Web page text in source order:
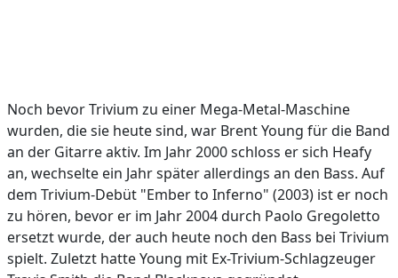
Noch bevor Trivium zu einer Mega-Metal-Maschine
wurden, die sie heute sind, war Brent Young für die Band
an der Gitarre aktiv. Im Jahr 2000 schloss er sich Heafy
an, wechselte ein Jahr später allerdings an den Bass. Auf
dem Trivium-Debüt "Ember to Inferno" (2003) ist er noch
zu hören, bevor er im Jahr 2004 durch Paolo Gregoletto
ersetzt wurde, der auch heute noch den Bass bei Trivium
spielt. Zuletzt hatte Young mit Ex-Trivium-Schlagzeuger